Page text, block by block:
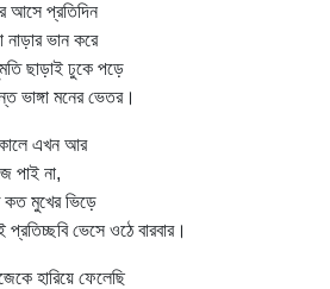
আসে প্রতিদিন
নাড়ার ভান করে
ছাড়াই ঢুকে পড়ে
ভাঙ্গা মনের ভেতর।
এখন আর
পাই না,
মুখের ভিড়ে
ভেসে ওঠে বারবার।
হারিয়ে ফেলেছি